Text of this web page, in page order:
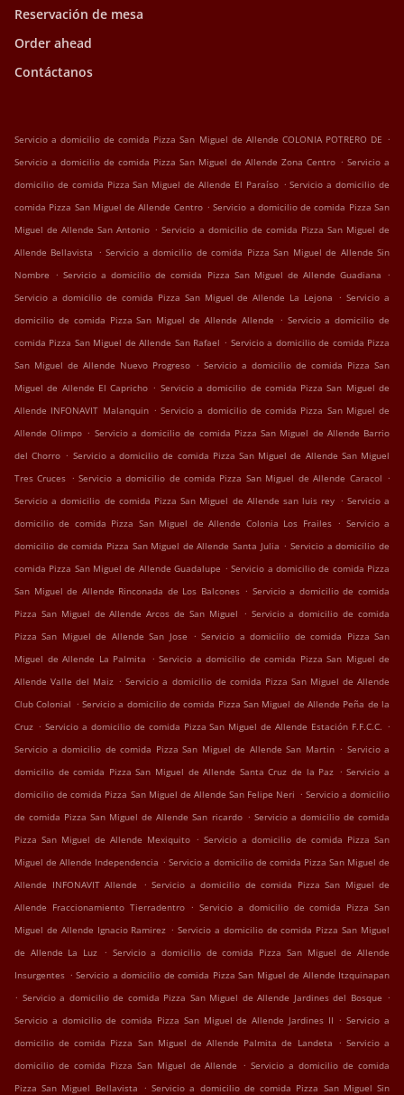
Reservación de mesa
Order ahead
Contáctanos
Servicio a domicilio de comida Pizza San Miguel de Allende COLONIA POTRERO DE .
Servicio a domicilio de comida Pizza San Miguel de Allende Zona Centro . Servicio a
domicilio de comida Pizza San Miguel de Allende El Paraíso . Servicio a domicilio de
comida Pizza San Miguel de Allende Centro . Servicio a domicilio de comida Pizza San
Miguel de Allende San Antonio . Servicio a domicilio de comida Pizza San Miguel de
Allende Bellavista . Servicio a domicilio de comida Pizza San Miguel de Allende Sin
Nombre . Servicio a domicilio de comida Pizza San Miguel de Allende Guadiana .
Servicio a domicilio de comida Pizza San Miguel de Allende La Lejona . Servicio a
domicilio de comida Pizza San Miguel de Allende Allende . Servicio a domicilio de
comida Pizza San Miguel de Allende San Rafael . Servicio a domicilio de comida Pizza
San Miguel de Allende Nuevo Progreso . Servicio a domicilio de comida Pizza San
Miguel de Allende El Capricho . Servicio a domicilio de comida Pizza San Miguel de
Allende INFONAVIT Malanquin . Servicio a domicilio de comida Pizza San Miguel de
Allende Olimpo . Servicio a domicilio de comida Pizza San Miguel de Allende Barrio
del Chorro . Servicio a domicilio de comida Pizza San Miguel de Allende San Miguel
Tres Cruces . Servicio a domicilio de comida Pizza San Miguel de Allende Caracol .
Servicio a domicilio de comida Pizza San Miguel de Allende san luis rey . Servicio a
domicilio de comida Pizza San Miguel de Allende Colonia Los Frailes . Servicio a
domicilio de comida Pizza San Miguel de Allende Santa Julia . Servicio a domicilio de
comida Pizza San Miguel de Allende Guadalupe . Servicio a domicilio de comida Pizza
San Miguel de Allende Rinconada de Los Balcones . Servicio a domicilio de comida
Pizza San Miguel de Allende Arcos de San Miguel . Servicio a domicilio de comida
Pizza San Miguel de Allende San Jose . Servicio a domicilio de comida Pizza San
Miguel de Allende La Palmita . Servicio a domicilio de comida Pizza San Miguel de
Allende Valle del Maiz . Servicio a domicilio de comida Pizza San Miguel de Allende
Club Colonial . Servicio a domicilio de comida Pizza San Miguel de Allende Peña de la
Cruz . Servicio a domicilio de comida Pizza San Miguel de Allende Estación F.F.C.C. .
Servicio a domicilio de comida Pizza San Miguel de Allende San Martin . Servicio a
domicilio de comida Pizza San Miguel de Allende Santa Cruz de la Paz . Servicio a
domicilio de comida Pizza San Miguel de Allende San Felipe Neri . Servicio a domicilio
de comida Pizza San Miguel de Allende San ricardo . Servicio a domicilio de comida
Pizza San Miguel de Allende Mexiquito . Servicio a domicilio de comida Pizza San
Miguel de Allende Independencia . Servicio a domicilio de comida Pizza San Miguel de
Allende INFONAVIT Allende
. Servicio a domicilio de comida Pizza San Miguel de
Allende Fraccionamiento Tierradentro . Servicio a domicilio de comida Pizza San
Miguel de Allende Ignacio Ramirez . Servicio a domicilio de comida Pizza San Miguel
de Allende La Luz . Servicio a domicilio de comida Pizza San Miguel de Allende
Insurgentes . Servicio a domicilio de comida Pizza San Miguel de Allende Itzquinapan
. Servicio a domicilio de comida Pizza San Miguel de Allende Jardines del Bosque .
Servicio a domicilio de comida Pizza San Miguel de Allende Jardines II . Servicio a
domicilio de comida Pizza San Miguel de Allende Palmita de Landeta . Servicio a
domicilio de comida Pizza San Miguel de Allende
. Servicio a domicilio de comida
Pizza San Miguel Bellavista . Servicio a domicilio de comida Pizza San Miguel Sin